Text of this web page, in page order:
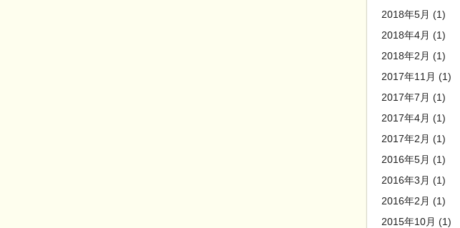
2018年5月 (1)
2018年4月 (1)
2018年2月 (1)
2017年11月 (1)
2017年7月 (1)
2017年4月 (1)
2017年2月 (1)
2016年5月 (1)
2016年3月 (1)
2016年2月 (1)
2015年10月 (1)